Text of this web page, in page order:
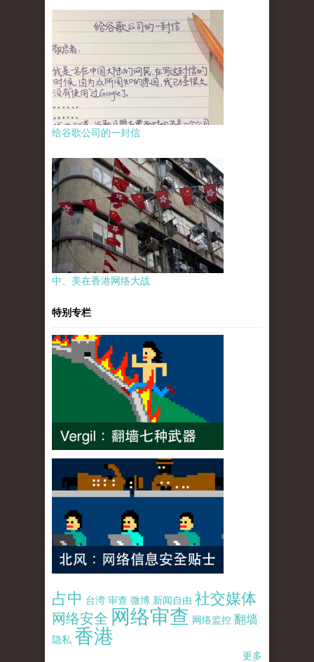
给谷歌公司的一封信
中、美在香港网络大战
特别专栏
占中 台湾 审查 微博 新闻自由 社交媒体
网络安全 网络审查 网络监控 翻墙
隐私 香港
更多